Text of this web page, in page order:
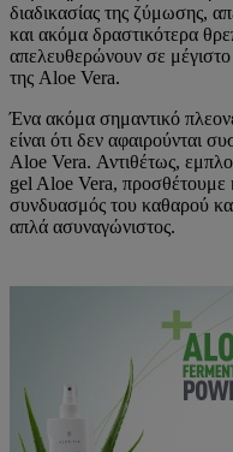
διαδικασίας της ζύμωσης,
και ακόμα δραστικότερα
απελευθερώνουν σε
της Aloe Vera.
Ένα ακόμα σημαντικό
είναι ότι δεν αφαιρούνται
Aloe Vera. Αντιθέτως,
gel Aloe Vera, προσθέτουμε
συνδυασμός του καθαρού
απλά ασυναγώνιστος.